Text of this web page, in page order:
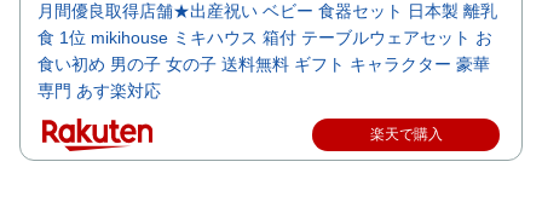
月間優良取得店舗★出産祝い ベビー 食器セット 日本製 離乳
食 1位 mikihouse ミキハウス 箱付 テーブルウェアセット お
食い初め 男の子 女の子 送料無料 ギフト キャラクター 豪華
専門 あす楽対応
楽天で購入